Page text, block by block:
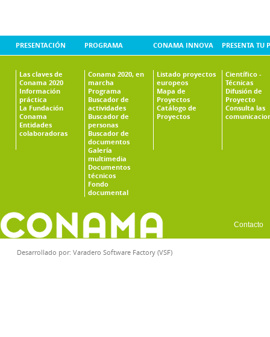
PRESENTACIÓN
Las claves de
Conama 2020
Información
práctica
La Fundación
Conama
Entidades
colaboradoras
PROGRAMA
Conama 2020, en
marcha
Programa
Buscador de
actividades
Buscador de
personas
Buscador de
documentos
Galería
multimedia
Documentos
técnicos
Fondo
documental
CONAMA INNOVA
Listado proyectos
europeos
Mapa de
Proyectos
Catálogo de
Proyectos
PRESENTA TU
Científico -
Técnicas
Difusión de
Proyecto
Consulta las
Contacto
Desarrollado por: Varadero Software Factory (VSF)